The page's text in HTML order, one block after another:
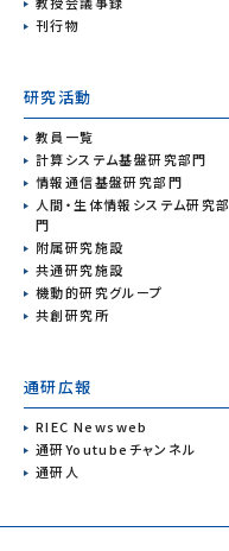
刊行物
研究活動
教員一覧
計算システム基盤研究部門
情報通信基盤研究部門
人間・生体情報システム研究部
門
附属研究施設
共通研究施設
機動的研究グループ
共創研究所
通研広報
RIEC Newsweb
通研Youtubeチャンネル
通研人